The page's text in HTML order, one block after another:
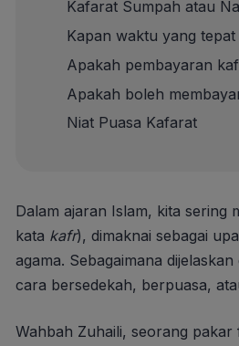
Kafarat Sumpah atau
Kapan waktu yang
Apakah pembayaran
Apakah boleh
Niat Puasa Kafarat
Dalam ajaran Islam, kita sering
kata kafr), dimaknai sebagai
agama. Sebagaimana
cara bersedekah, berpuasa,
Wahbah Zuhaili, seorang